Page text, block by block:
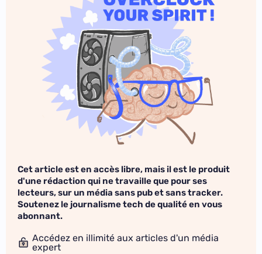
Cet article est en accès libre, mais il est le produit
d'une rédaction qui ne travaille que pour ses
lecteurs, sur un média sans pub et sans tracker.
Soutenez le journalisme tech de qualité en vous
abonnant.
Accédez en illimité aux articles d'un média
expert